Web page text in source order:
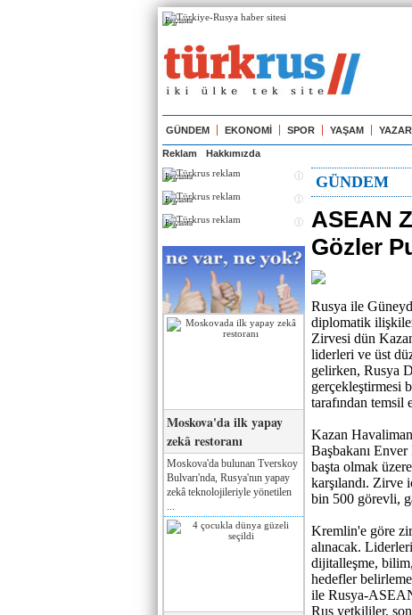
Реклама
GÜNDEM EKONOMİ SPOR YAŞAM
Reklam Hakkımızda
Реклама
Реклама
Реклама
Moskova'da ilk yapay
zekâ restoranı
Moskova'da bulunan Tverskoy
Bulvarı'nda, Rusya'nın yapay
zekâ teknolojileriyle yönetilen
GÜNDEM
ASEAN
Gözler
Rusya ile
diplomatik
Zirvesi dün
liderleri ve üst
gelirken, Rusya
gerçekleştirmesi
tarafından temsil
Kazan
Başbakanı
başta olmak
karşılandı. Zirve
bin 500 görevli,
Kremlin'e göre
alınacak.
dijitalleşme,
hedefler
ile Rusya-
Rus yetkililer,